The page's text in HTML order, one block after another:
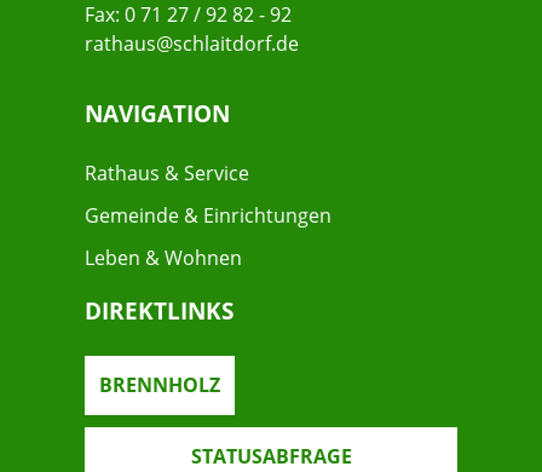
Fax: 0 71 27 / 92 82 - 92
rathaus@schlaitdorf.de
NAVIGATION
Rathaus & Service
Gemeinde & Einrichtungen
Leben & Wohnen
DIREKTLINKS
BRENNHOLZ
STATUSABFRAGE